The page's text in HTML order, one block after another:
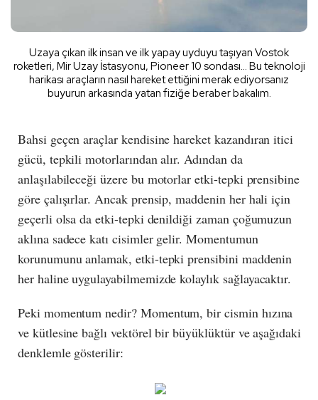
Uzaya çıkan ilk insan ve ilk yapay uyduyu taşıyan Vostok
roketleri, Mir Uzay İstasyonu, Pioneer 10 sondası... Bu teknoloji
harikası araçların nasıl hareket ettiğini merak ediyorsanız
buyurun arkasında yatan fiziğe beraber bakalım.
Bahsi geçen araçlar kendisine hareket kazandıran itici
gücü, tepkili motorlarından alır. Adından da
anlaşılabileceği üzere bu motorlar etki-tepki prensibine
göre çalışırlar. Ancak prensip, maddenin her hali için
geçerli olsa da etki-tepki denildiği zaman çoğumuzun
aklına sadece katı cisimler gelir. Momentumun
korunumunu anlamak, etki-tepki prensibini maddenin
her haline uygulayabilmemizde kolaylık sağlayacaktır.
Peki momentum nedir? Momentum, bir cismin hızına
ve kütlesine bağlı vektörel bir büyüklüktür ve aşağıdaki
denklemle gösterilir: